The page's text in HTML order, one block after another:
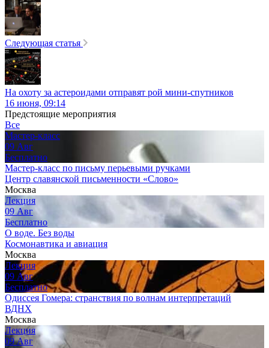
Следующая статья
На охоту за астероидами отправят рой мини-спутников
16 июня, 09:14
Предстоящие мероприятия
Все
Мастер-класс
09 Авг
Бесплатно
Мастер-класс по письму перьевыми ручками
Центр славянской письменности «Слово»
Москва
Лекция
09 Авг
Бесплатно
О воде. Без воды
Космонавтика и авиация
Москва
Лекция
09 Авг
Бесплатно
Одиссея Гомера: странствия по волнам интерпретаций
ВДНХ
Москва
Лекция
09 Авг